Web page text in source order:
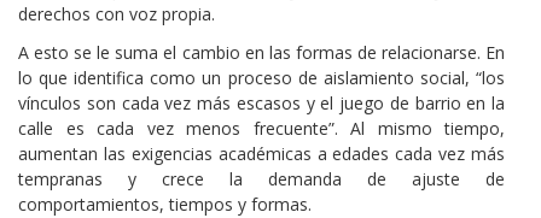
derechos con voz propia.
A esto se le suma el cambio en las formas de relacionarse. En
lo que identifica como un proceso de aislamiento social, “los
vínculos son cada vez más escasos y el juego de barrio en la
calle es cada vez menos frecuente”. Al mismo tiempo,
aumentan las exigencias académicas a edades cada vez más
tempranas y crece la demanda de ajuste de
comportamientos, tiempos y formas.